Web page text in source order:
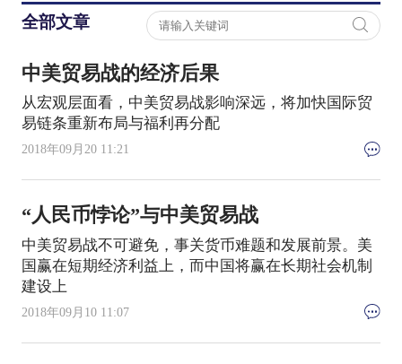
作。
全部文章
中美贸易战的经济后果
从宏观层面看，中美贸易战影响深远，将加快国际贸
易链条重新布局与福利再分配
2018年09月20 11:21
“人民币悖论”与中美贸易战
中美贸易战不可避免，事关货币难题和发展前景。美
国赢在短期经济利益上，而中国将赢在长期社会机制
建设上
2018年09月10 11:07